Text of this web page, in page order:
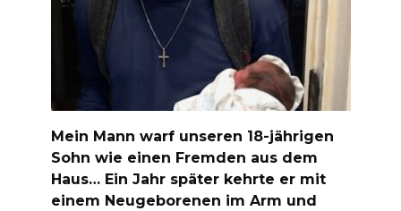
Mein Mann warf unseren 18-jährigen
Sohn wie einen Fremden aus dem
Haus… Ein Jahr später kehrte er mit
einem Neugeborenen im Arm und